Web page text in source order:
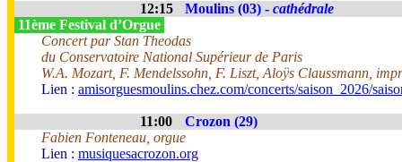
12:15 Moulins (03) - cathédrale
11ème Festival d’Orgue
Concert par Stan Theodas
du Conservatoire National Supérieur de Paris
W.A. Mozart, F. Mendelssohn, F. Liszt, Aloÿs Claussmann,
Lien : amisorguesmoulins.chez.com/concerts/saison_2026/
11:00
Crozon (29)
Fabien Fonteneau, orgue
Lien : musiquesacrozon.org